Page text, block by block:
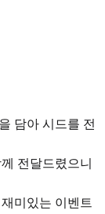
담아 시드를 전
전달드렸으니
미있는 이벤트